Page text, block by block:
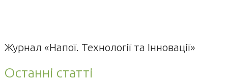
Журнал «Напої. Технології та Інновації»
Останні статті